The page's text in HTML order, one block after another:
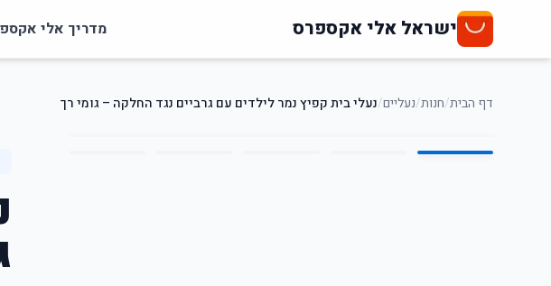
ישראל אלי אקספרס מדריך אלי
דף הבית/חנות/נעליים/נעלי בית קפיץ נמר לילדים עם גרביים נגד החלקה – גומי רך
1
/
5